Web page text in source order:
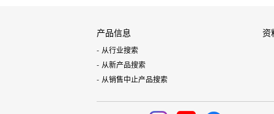
产品信息
从行业搜索
从新产品搜索
从销售中止产品搜索
资